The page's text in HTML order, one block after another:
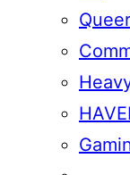
Queer